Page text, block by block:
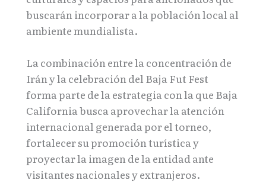
buscarán incorporar a la población local al
ambiente mundialista.
La combinación entre la concentración de
Irán y la celebración del Baja Fut Fest
forma parte de la estrategia con la que Baja
California busca aprovechar la atención
internacional generada por el torneo,
fortalecer su promoción turística y
proyectar la imagen de la entidad ante
visitantes nacionales y extranjeros.